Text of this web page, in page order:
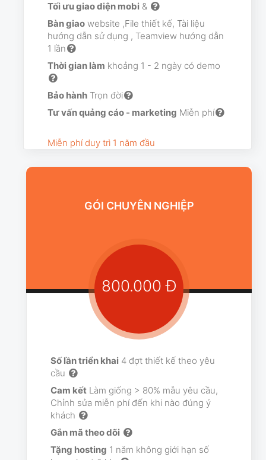
Tối ưu giao diện mobi &
Bàn giao website ,File thiết kế, Tài liệu
hướng dẫn sử dụng , Teamview hướng dẫn
1 lần
Thời gian làm khoảng 1 - 2 ngày có demo
Bảo hành Trọn đời
Tư vấn quảng cáo - marketing Miễn phí
Miễn phí duy trì 1 năm đầu
GÓI CHUYÊN NGHIỆP
800.000 Đ
Số lần triển khai 4 đợt thiết kế theo yêu
cầu
Cam kết Làm giống > 80% mẫu yêu cầu,
Chỉnh sửa miễn phí đến khi nào đúng ý
khách
Gắn mã theo dõi
Tặng hosting 1 năm không giới hạn số